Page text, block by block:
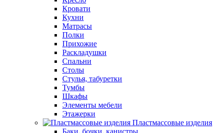
Кровати
Кухни
Матрасы
Полки
Прихожие
Раскладушки
Спальни
Столы
Стулья, табуретки
Тумбы
Шкафы
Элементы мебели
Этажерки
Пластмассовые изделия
Баки, бочки, канистры